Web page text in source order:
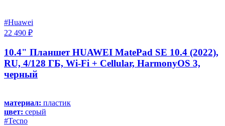
#Huawei
22 490 ₽
10.4" Планшет HUAWEI MatePad SE 10.4 (2022),
RU, 4/128 ГБ, Wi-Fi + Cellular, HarmonyOS 3,
черный
материал: пластик
цвет: серый
#Tecno